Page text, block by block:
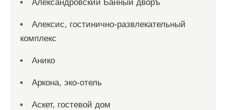
Александровский Банный дворъ
Алексис, гостинично-развлекательный
комплекс
Анико
Аркона, эко-отель
Аскет, гостевой дом